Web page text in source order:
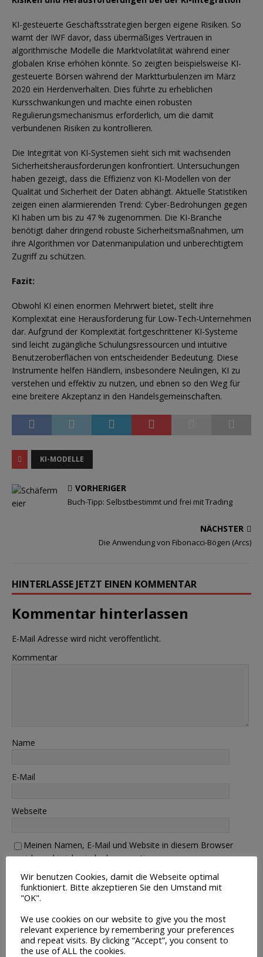
KI-gesteuerte Geschäftsstrategien bergen eigene Risiken. So
warnt der IWF davor, dass übermäßiges Vertrauen in
algorithmische Modelle die Marktvolatilität während einer
globalen Krise erhöhen könnte. So zeigten beispielsweise KI-
gesteuerte Börsen während der Marktturbulenzen im März
2020 ein Herdenverhalten. Dies führte zu erheblichen
Kursschwankungen und machte einen robusten
Regulierungsmechanismus erforderlich, um die damit
verbundenen Risiken zu kontrollieren.
Die Integrität von KI-Systemen sieht sich mit wachsenden
Sicherheitsherausforderungen konfrontiert. Untersuchungen
haben gezeigt, dass die Effizienz von KI-Modellen von der
Qualität und Sicherheit der Daten abhängt. Aktuelle Statistiken
zeigen einen alarmierenden Trend: Cyber-Bedrohungen gegen
KI haben um bis zu 47 % zugenommen. Die KI-Branche
benötigt daher dringend robuste Sicherheitsmaßnahmen, um
ihre Algorithmen vor Datenmanipulation und unberechtigtem
Zugriff zu schützen.
Fazit:
Obwohl KI einen enormen Mehrwert bietet, stellt ihre
Komplexität eine Herausforderung für Low-Tech-Unternehmen
dar. Aufgrund der Komplexität fortgeschrittener KI-Systeme
sind leicht zugängliche Schulungsressourcen und intuitive
Benutzeroberflächen von entscheidender Bedeutung. Diese
Instrumente helfen Händlern, insbesondere Neulingen, KI zu
verstehen und effektiv zu nutzen, und ebnen so den Weg für
eine breitere Akzeptanz in den Handelsgemeinschaften.
KI-MODELLE
VORHERIGER
Buch-Tipp: Selbstbestimmt und frei mit Trading
NÄCHSTER
Die Anwendung von Fibonacci-Bögen (Arcs)
HINTERLASSE JETZT EINEN KOMMENTAR
Kommentar hinterlassen
E-Mail Adresse wird nicht veröffentlicht.
Kommentar
Name
E-Mail
Webseite
Meinen Namen, E-Mail und Website in diesem Browser
speichern, bis ich wieder kommentiere.
NEWSLETTER
Wir benutzen Cookies, damit die Webseite optimal
funktioniert. Bitte akzeptieren Sie den Umstand mit
"OK".
We use cookies on our website to give you the most
relevant experience by remembering your preferences
and repeat visits. By clicking “Accept”, you consent to
the use of ALL the cookies.